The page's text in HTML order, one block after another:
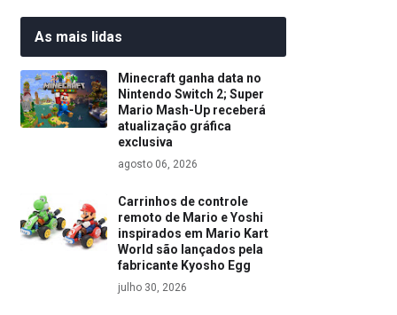
As mais lidas
Minecraft ganha data no
Nintendo Switch 2; Super
Mario Mash-Up receberá
atualização gráfica
exclusiva
agosto 06, 2026
Carrinhos de controle
remoto de Mario e Yoshi
inspirados em Mario Kart
World são lançados pela
fabricante Kyosho Egg
julho 30, 2026